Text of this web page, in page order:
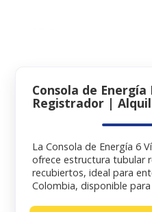
Consola de Energía
Registrador |
La Consola de Energía 6
ofrece estructura tubular
recubiertos, ideal para
Colombia, disponible